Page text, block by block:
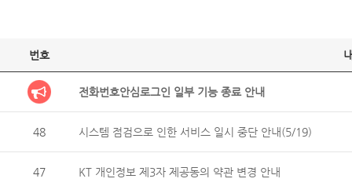
번호
전화번호안심로그인 일부 기능 종료 안내
48 시스템 점검으로 인한 서비스 일시 중단 안내(5/19)
47 KT 개인정보 제3자 제공동의 약관 변경 안내